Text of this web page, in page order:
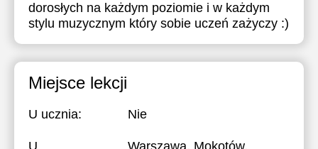
dorosłych na każdym poziomie i w każdym
stylu muzycznym który sobie uczeń zażyczy :)
Miejsce lekcji
U ucznia: Nie
U
Warszawa, Mokotów,